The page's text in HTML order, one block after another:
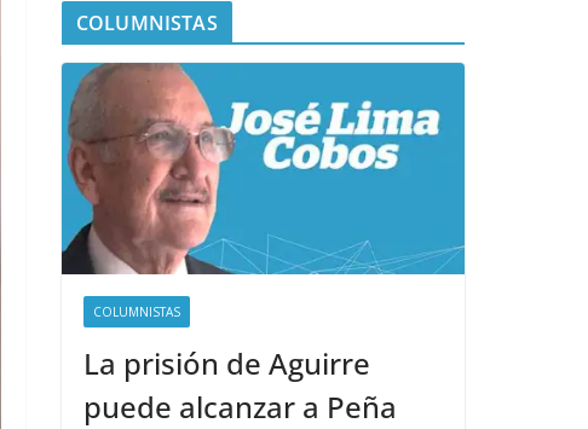
COLUMNISTAS
COLUMNISTAS
La prisión de Aguirre
puede alcanzar a Peña